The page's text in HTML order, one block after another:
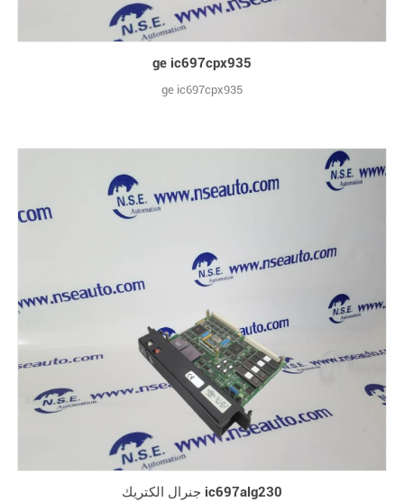
ge ic697cpx935
ge ic697cpx935
جنرال الكتريك ic697alg230